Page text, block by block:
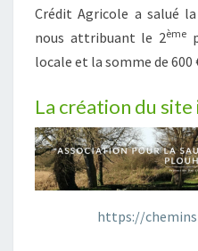
Crédit Agricole a salué
nous attribuant le 2ème
locale et la somme de 600
La création du
https://